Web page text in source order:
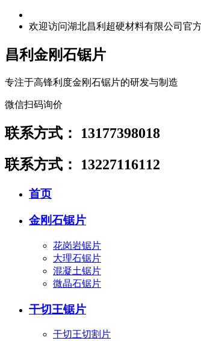
欢迎访问湖北昌利超硬材料有限公司官方
昌利金刚石锯片
专注于高锋利度金刚石锯片的研发与制造
微信扫码询价
联系方式：
13177398018
联系方式：
13227116112
首页
金刚石锯片
花岗岩锯片
大理石锯片
混凝土锯片
微晶石锯片
干切王锯片
干切王切割片